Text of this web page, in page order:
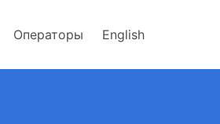
Операторы English